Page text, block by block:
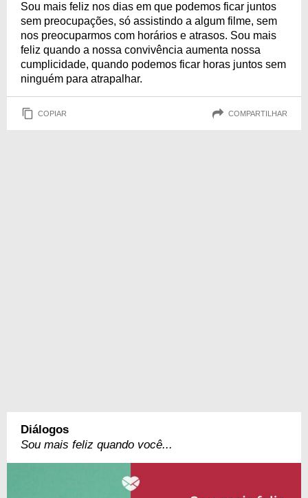
Sou mais feliz nos dias em que podemos ficar juntos
sem preocupações, só assistindo a algum filme, sem
nos preocuparmos com horários e atrasos. Sou mais
feliz quando a nossa convivência aumenta nossa
cumplicidade, quando podemos ficar horas juntos sem
ninguém para atrapalhar.
COPIAR COMPARTILHAR
Diálogos
Sou mais feliz quando você...